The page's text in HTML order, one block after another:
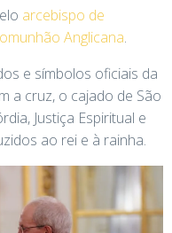
arcebispo de
Anglicana.
e símbolos oficiais da
a cruz, o cajado de São
Justiça Espiritual e
ao rei e à rainha.